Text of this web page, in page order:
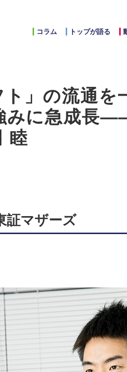
コラム トップが語る
」の流通を
みに急成長
睦
証マザーズ